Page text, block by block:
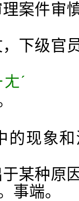
案件审
下级官
ˊ
现象
某种原
事端。